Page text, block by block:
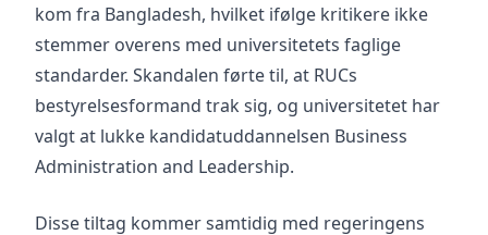
kom fra Bangladesh, hvilket ifølge kritikere ikke
stemmer overens med universitetets faglige
standarder. Skandalen førte til, at RUCs
bestyrelsesformand trak sig, og universitetet har
valgt at lukke kandidatuddannelsen Business
Administration and Leadership.
Disse tiltag kommer samtidig med regeringens